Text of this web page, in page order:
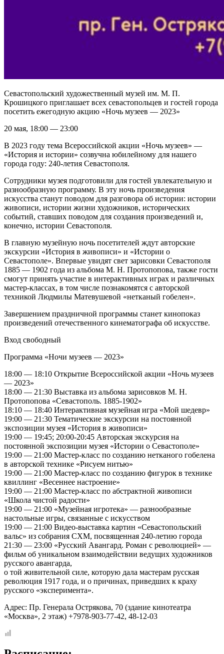
Севастопольский художественный музей им. М. П.
Крошицкого приглашает всех севастопольцев и гостей города
посетить ежегодную акцию «Ночь музеев — 2023»
20 мая, 18:00 — 23:00
В 2023 году тема Всероссийской акции «Ночь музеев» —
«История и истории» созвучна юбилейному для нашего
города году: 240-летия Севастополя.
Сотрудники музея подготовили для гостей увлекательную и
разнообразную программу. В эту ночь произведения
искусства станут поводом для разговора об истории: истории
живописи, истории жизни художников, исторических
событий, ставших поводом для создания произведений и,
конечно, истории Севастополя.
В главную музейную ночь посетителей ждут авторские
экскурсии «История в живописи» и «Истории о
Севастополе». Впервые увидят свет зарисовки Севастополя
1885 — 1902 года из альбома М. Н. Протопопова, также гости
смогут принять участие в интерактивных играх и различных
мастер-классах, в том числе познакомятся с авторской
техникой Людмилы Матевушевой «нетканый гобелен».
Завершением праздничной программы станет кинопоказ
произведений отечественного кинематографа об искусстве.
Вход свободный
Программа «Ночи музеев — 2023»
18:00 — 18:10 Открытие Всероссийской акции «Ночь музеев
— 2023»
18:00 — 21:30 Выставка из альбома зарисовков М. Н.
Протопопова «Севастополь. 1885-1902»
18:10 — 18:40 Интерактивная музейная игра «Мой шедевр»
19:00 — 21:30 Тематические экскурсии на постоянной
экспозиции музея «История в живописи»
19:00 — 19:45; 20:00-20:45 Авторская экскурсия на
постоянной экспозиции музея «Истории о Севастополе»
19:00 — 21:00 Мастер-класс по созданию нетканого гобелена
в авторской технике «Рисуем нитью»
19:00 — 21:00 Мастер-класс по созданию фигурок в технике
квиллинг «Весеннее настроение»
19:00 — 21:00 Мастер-класс по абстрактной живописи
«Школа чистой радости»
19:00 — 21:00 «Музейная игротека» — разнообразные
настольные игры, связанные с искусством
19:00 — 21:00 Видео-выставка картин «Севастопольский
вальс» из собрания СХМ, посвященная 240-летию города
21:30 — 23:00 «Русский Авангард. Роман с революцией» —
фильм об уникальном взаимодействии ведущих художников
русского авангарда,
о той живительной силе, которую дала мастерам русская
революция 1917 года, и о причинах, приведших к краху
русского «эксперимента».
Адрес: Пр. Генерала Острякова, 70 (здание кинотеатра
«Москва», 2 этаж) +7978-903-77-42, 48-12-03